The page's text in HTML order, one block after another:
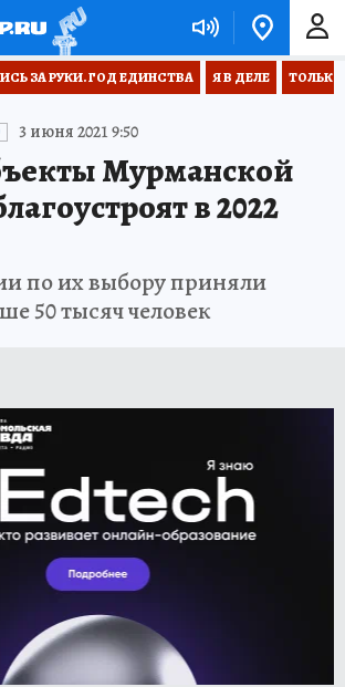
ЗА РУКИ. ГОД ЕДИНСТВА Я В ДЕЛЕ ТОЛЬКО
3 июня 2021 9:50
Мурманской
в 2022
по их выбору приняли
50 тысяч человек